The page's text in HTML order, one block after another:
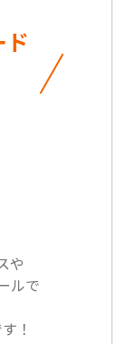
ド
や
ルで
！